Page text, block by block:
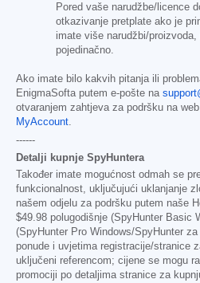
Pored vaše narudžbe/licence
otkazivanje pretplate ako je
imate više narudžbi/
pojedinačno.
Ako imate bilo kakvih pitanja ili
EnigmaSofta putem e-pošte na
otvaranjem zahtjeva za podršku na
MyAccount.
------
Detalji kupnje SpyHuntera
Također imate mogućnost odmah se
funkcionalnost, uključujući uklanjanje
našem odjelu za podršku putem naše
$49.98 polugodišnje (SpyHunter Basic
(SpyHunter Pro Windows/SpyHunter
ponude i uvjetima registracije/stranice
uključeni referencom; cijene se mogu
promociji po detaljima stranice za